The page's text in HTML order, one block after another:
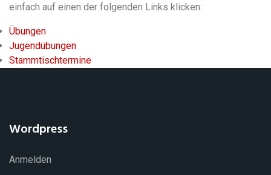
einfach auf einen der folgenden Links klicken:
Übungen
Jugendübungen
Stammtischtermine
Wordpress
Anmelden